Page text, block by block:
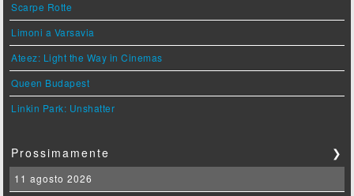
Scarpe Rotte
Limoni a Varsavia
Ateez: Light the Way in Cinemas
Queen Budapest
Linkin Park: Unshatter
Prossimamente ❯
11 agosto 2026